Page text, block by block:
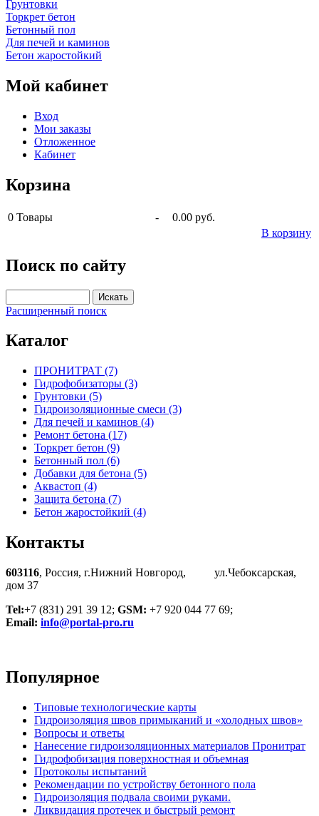
Грунтовки
Торкрет бетон
Бетонный пол
Для печей и каминов
Бетон жаростойкий
Мой кабинет
Вход
Мои заказы
Отложенное
Кабинет
Корзина
0 Товары -
0.00 руб.
В корзину
Поиск по сайту
Расширенный поиск
Каталог
ПРОНИТРАТ (7)
Гидрофобизаторы (3)
Грунтовки (5)
Гидроизоляционные смеси (3)
Для печей и каминов (4)
Ремонт бетона (17)
Торкрет бетон (9)
Бетонный пол (6)
Добавки для бетона (5)
Аквастоп (4)
Защита бетона (7)
Бетон жаростойкий (4)
Контакты
603116, Россия, г.Нижний Новгород, ул.Чебоксарская,
дом 37
Tel:+7 (831) 291 39 12; GSM: +7 920 044 77 69;
Email: info@portal-pro.ru
Популярное
Типовые технологические карты
Гидроизоляция швов примыканий и «холодных швов»
Вопросы и ответы
Нанесение гидроизоляционных материалов Пронитрат
Гидрофобизация поверхностная и объемная
Протоколы испытаний
Рекомендации по устройству бетонного пола
Гидроизоляция подвала своими руками.
Ликвидация протечек и быстрый ремонт